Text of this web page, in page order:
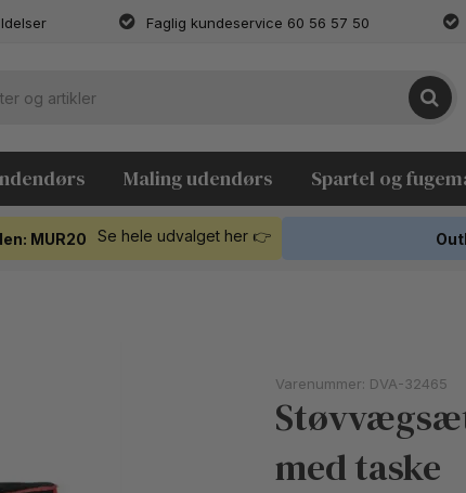
Faglig kundeservice 60 56 57 50
Maling udendørs Spartel og
MUR20 Se hele udvalget her 👉
Varenummer: DVA-32465
med taske